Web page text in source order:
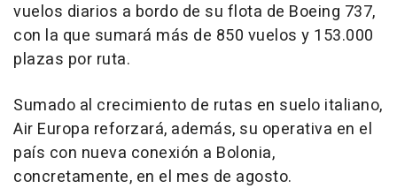
vuelos diarios a bordo de su flota de Boeing 737,
con la que sumará más de 850 vuelos y 153.000
plazas por ruta.
Sumado al crecimiento de rutas en suelo italiano,
Air Europa reforzará, además, su operativa en el
país con nueva conexión a Bolonia,
concretamente, en el mes de agosto.